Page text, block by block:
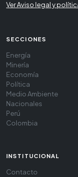
Ver Aviso legal y
SECCIONES
Energía
Minería
Economía
Política
Medio Ambiente
Nacionales
Perú
Colombia
INSTITUCIONAL
Contacto